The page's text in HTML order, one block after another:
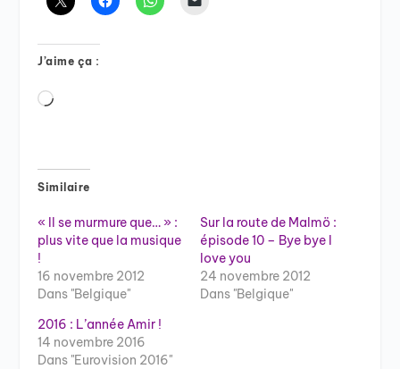
J’aime ça :
Chargement…
Similaire
« Il se murmure que… » :
plus vite que la musique
!
16 novembre 2012
Dans "Belgique"
Sur la route de Malmö :
épisode 10 – Bye bye I
love you
24 novembre 2012
Dans "Belgique"
2016 : L’année Amir !
14 novembre 2016
Dans "Eurovision 2016"